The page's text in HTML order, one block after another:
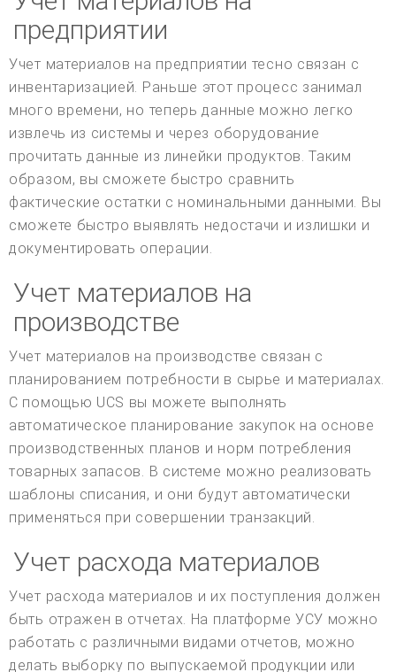
предприятии
Учет материалов на предприятии тесно связан с
инвентаризацией. Раньше этот процесс занимал
много времени, но теперь данные можно легко
извлечь из системы и через оборудование
прочитать данные из линейки продуктов. Таким
образом, вы сможете быстро сравнить
фактические остатки с номинальными данными. Вы
сможете быстро выявлять недостачи и излишки и
документировать операции.
Учет материалов на
производстве
Учет материалов на производстве связан с
планированием потребности в сырье и материалах.
С помощью UCS вы можете выполнять
автоматическое планирование закупок на основе
производственных планов и норм потребления
товарных запасов. В системе можно реализовать
шаблоны списания, и они будут автоматически
применяться при совершении транзакций.
Учет расхода материалов
Учет расхода материалов и их поступления должен
быть отражен в отчетах. На платформе УСУ можно
работать с различными видами отчетов, можно
делать выборку по выпускаемой продукции или